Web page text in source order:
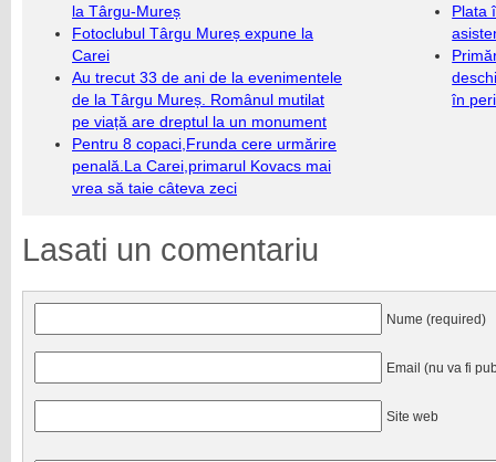
la Târgu-Mureș
Fotoclubul Târgu Mureș expune la
Carei
Au trecut 33 de ani de la evenimentele
de la Târgu Mureș. Românul mutilat
pe viață are dreptul la un monument
Pentru 8 copaci,Frunda cere urmărire
penală.La Carei,primarul Kovacs mai
vrea să taie câteva zeci
Plata
în
Lasati un comentariu
Nume (required)
Email (nu va fi
Site web